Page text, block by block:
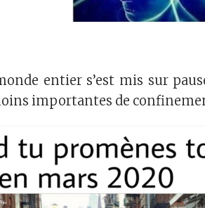
entier s’est mis sur
importantes de